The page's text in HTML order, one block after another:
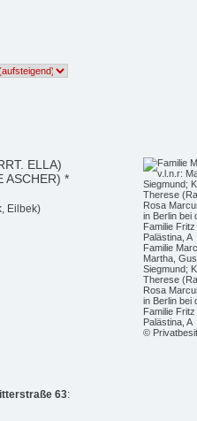
Familie
Martha,
Siegmund;
Therese
Rosa
in Berlin bei
Familie
Palästina, A
©
ELLA)
ASCHER) *
Eilbek)
63: